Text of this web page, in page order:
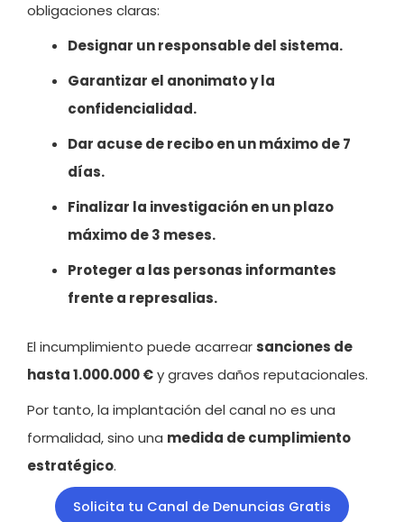
obligaciones claras:
Designar un responsable del sistema.
Garantizar el anonimato y la
confidencialidad.
Dar acuse de recibo en un máximo de 7
días.
Finalizar la investigación en un plazo
máximo de 3 meses.
Proteger a las personas informantes
frente a represalias.
El incumplimiento puede acarrear sanciones de
hasta 1.000.000 €y graves daños reputacionales.
Por tanto, la implantación del canal no es una
formalidad, sino una medida de cumplimiento
estratégico.
Solicita tu Canal de Denuncias Gratis